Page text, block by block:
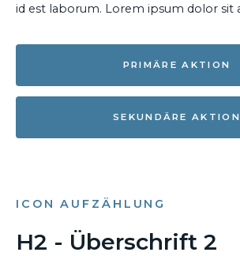
id est laborum. Lorem ipsum dolor sit
PRIMÄRE AKTION
SEKUNDÄRE AKTION
ICON AUFZÄHLUNG
H2 - Überschrift 2